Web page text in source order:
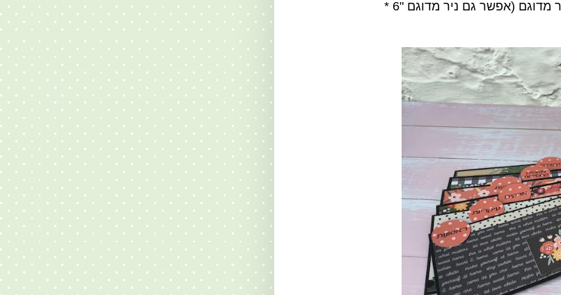
הקופסה עשויה קרדסטוק 300 גרם ובתוספת ניר מדוגם (אפשר גם ניר מדוגם "6 *